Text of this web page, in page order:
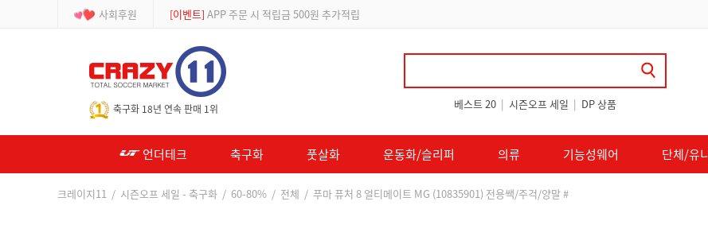
사회후원 [등급제] 회원가입 시 최대 2% 적립 및 할인 쿠폰 지급
축구화 18년 연속 판매 1위 베스트 20 | 시즌오프 세일 | DP 상품
언더테크 축구화 풋살화 운동화/슬리퍼 의류 기능성웨어 단체/유
크레이지11 / 시즌오프 세일 - 축구화 / 60-80% / 전체 / 푸마 퓨처 8 얼티메이트 MG (10835901) 전용쌕/주걱/양말 #